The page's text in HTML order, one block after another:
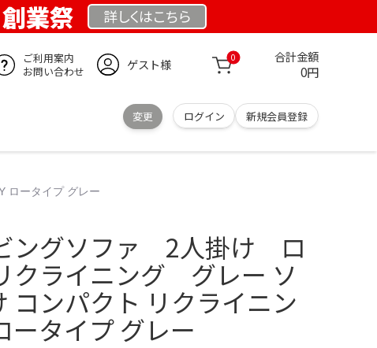
業祭 詳しくはこちら
ご利用案内
お問い合わせ
ゲスト様 0 合計金額
0円
変更 ログイン 新規会員登録
ータイプ グレー
ングソファ 2人掛け ロ
ライニング グレー ソ
コンパクト リクライニン
ータイプ グレー